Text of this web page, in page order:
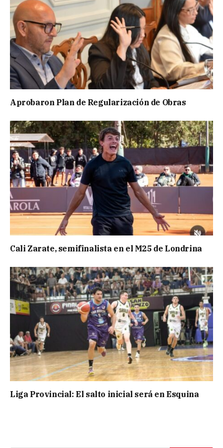
Aprobaron Plan de Regularización de Obras
Cali Zarate, semifinalista en el M25 de Londrina
Liga Provincial: El salto inicial será en Esquina